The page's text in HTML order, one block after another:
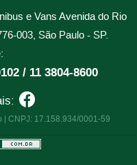
e Vans Avenida do Rio
003, São Paulo - SP.
/ 11 3804-8600
| CNPJ: 17.158.934/0001-59